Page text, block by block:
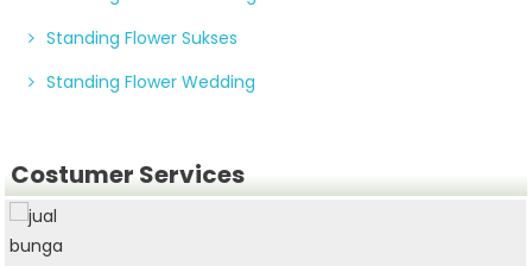
Standing Flower Sukses
Standing Flower Wedding
Costumer Services